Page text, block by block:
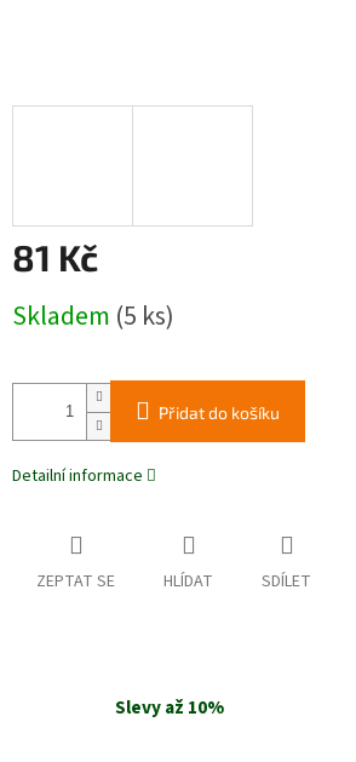
81 Kč
cena:
Skladem (5 ks)
Přidat do košíku
Detailní informace
ZEPTAT SE HLÍDAT SDÍLET
Slevy až 10%